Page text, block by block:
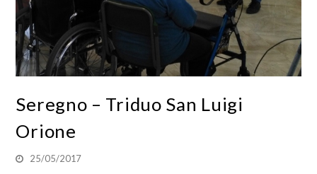
Seregno – Triduo San Luigi
Orione
25/05/2017